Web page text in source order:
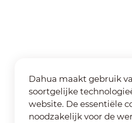
Dahua maakt gebruik
soortgelijke
website. De essentiële
noodzakelijk voor de